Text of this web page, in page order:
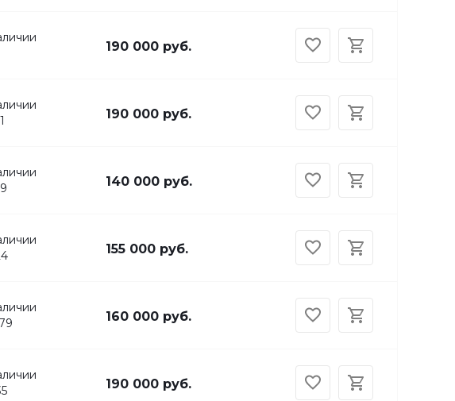
190 000 руб.
190 000 руб.
140 000 руб.
155 000 руб.
160 000 руб.
190 000 руб.